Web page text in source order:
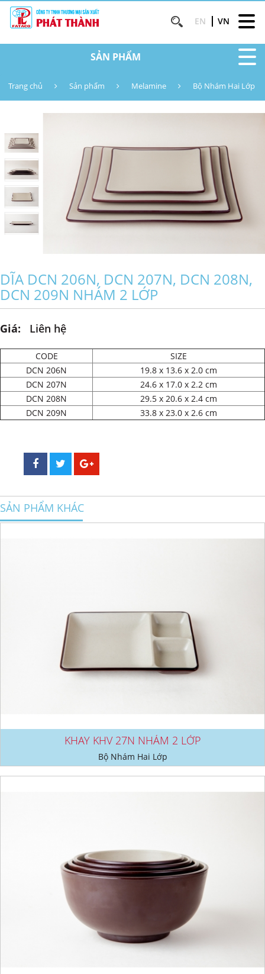
EN VN
SẢN PHẨM
Trang chủ Sản phẩm Melamine Bộ Nhám Hai Lớp
DĨA DCN 206N, DCN 207N, DCN 208N,
DCN 209N NHÁM 2 LỚP
Giá: Liên hệ
CODE
SIZE
DCN 206N
19.8 x 13.6 x 2.0 cm
DCN 207N
24.6 x 17.0 x 2.2 cm
DCN 208N
29.5 x 20.6 x 2.4 cm
DCN 209N
33.8 x 23.0 x 2.6 cm
SẢN PHẨM KHÁC
KHAY KHV 27N NHÁM 2 LỚP
Bộ Nhám Hai Lớp